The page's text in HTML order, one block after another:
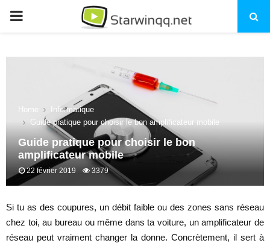
PRIMARY
Home
Informatique
Guide pratique pour choisir le bon amplificateur mobile
Guide pratique pour choisir le bon
amplificateur mobile
22 février 2019 3379
Si tu as des coupures, un débit faible ou des zones sans réseau
chez toi, au bureau ou même dans ta voiture, un amplificateur de
réseau peut vraiment changer la donne. Concrètement, il sert à